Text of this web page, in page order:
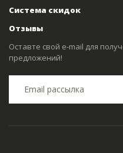
Система скидок
Отзывы
Оставте свой e-mail для
предложений!